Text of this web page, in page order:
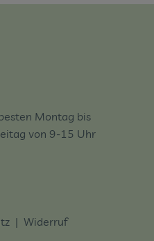
Montag bis
von 9-15 Uhr
| Widerruf